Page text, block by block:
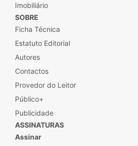
Imobiliário
SOBRE
Ficha Técnica
Estatuto Editorial
Autores
Contactos
Provedor do Leitor
Público+
Publicidade
ASSINATURAS
Assinar